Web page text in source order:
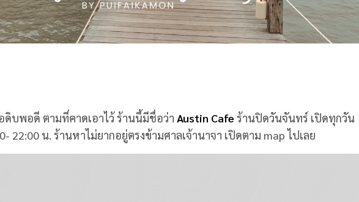
ดิบพอดี ตามที่คาดเอาไว้ ร้านนี้มีชื่อว่า Austin Cafe ร้านปิดวันจันทร์ เปิดทุกวัน
22:00 น. ร้านหาไม่ยากอยู่ตรงข้ามศาลเจ้านาจา เปิดตาม map ไปเลย